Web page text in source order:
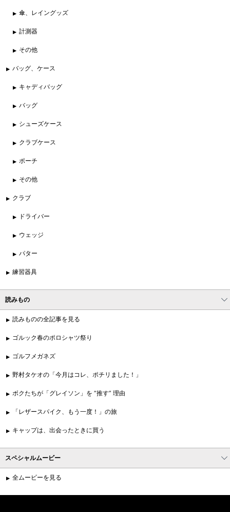
傘、レイングッズ
計測器
その他
バッグ、ケース
キャディバッグ
バッグ
シューズケース
クラブケース
ポーチ
その他
クラブ
ドライバー
ウェッジ
パター
練習器具
読みもの
読みものの全記事を見る
ゴルック春のポロシャツ祭り
ゴルフメガネズ
野村タケオの「今月はコレ、ポチリました！」
ボクたちが「グレイソン」を “推す” 理由
「レザースパイク、もう一度！」の旅
キャップは、出会ったときに買う
スペシャルムービー
全ムービーを見る